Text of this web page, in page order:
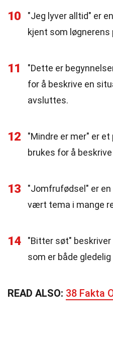
10
"Jeg lyver alltid" er
kjent som løgnerens
11
"Dette er
for å beskrive en
avsluttes.
12
"Mindre er mer" er
brukes for å
13
"Jomfrufødsel" er
vært tema i mange
14
"Bitter søt"
som er både
READ ALSO: 38 Fakta